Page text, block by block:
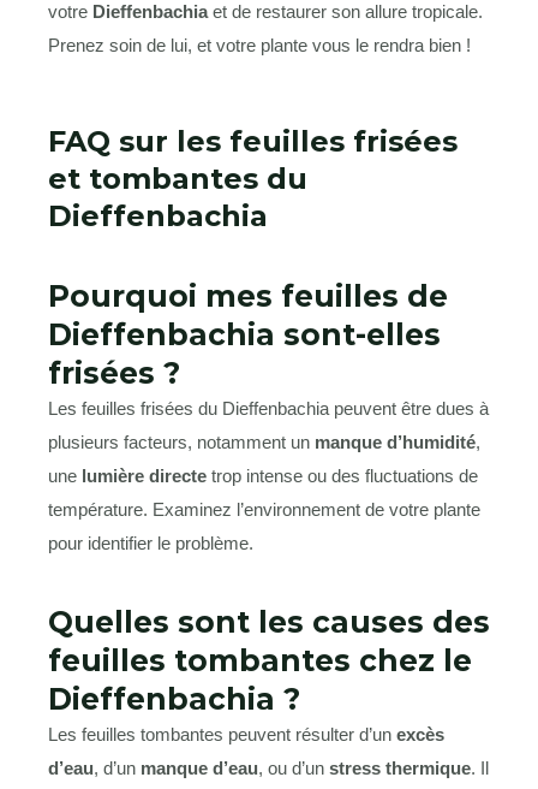
votre Dieffenbachiaet de restaurer son allure tropicale.
Prenez soin de lui, et votre plante vous le rendra bien !
FAQ sur les feuilles frisées
et tombantes du
Dieffenbachia
Pourquoi mes feuilles de
Dieffenbachia sont-elles
frisées ?
Les feuilles frisées du Dieffenbachia peuvent être dues à
plusieurs facteurs, notamment un manque d’humidité,
une lumière directe trop intense ou des fluctuations de
température. Examinez l’environnement de votre plante
pour identifier le problème.
Quelles sont les causes des
feuilles tombantes chez le
Dieffenbachia ?
Les feuilles tombantes peuvent résulter d’un excès
d’eau, d’un manque d’eau, ou d’un stress thermique. Il